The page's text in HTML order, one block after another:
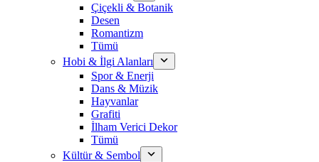
Çiçekli & Botanik
Desen
Romantizm
Tümü
Hobi & İlgi Alanları
Spor & Enerji
Dans & Müzik
Hayvanlar
Grafiti
İlham Verici Dekor
Tümü
Kültür & Sembol